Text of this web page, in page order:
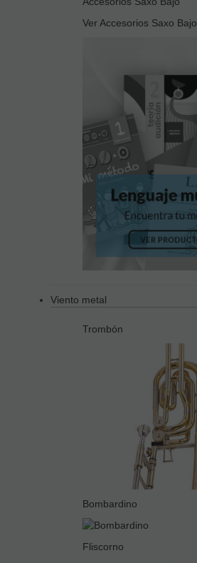
Ver Accesorios Saxo Bajo
Viento metal
Trombón
Bombardino
Fliscorno